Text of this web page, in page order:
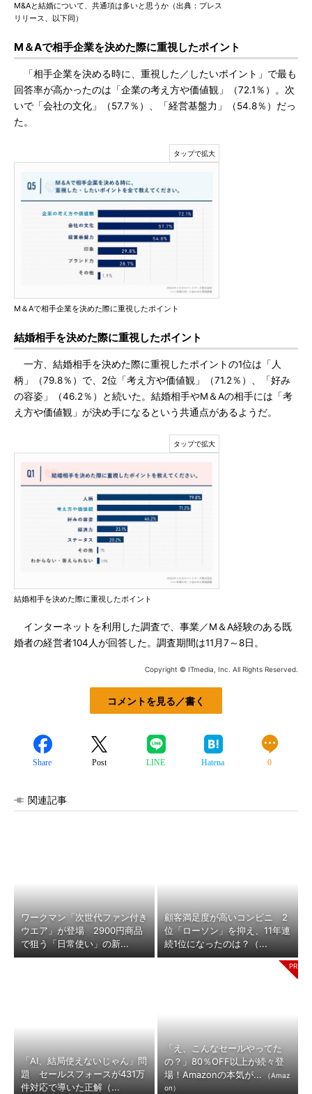
M&Aと結婚について、共通項は多いと思うか（出典：プレス
リリース、以下同）
M＆Aで相手企業を決めた際に重視したポイント
「相手企業を決める時に、重視した／したいポイント」で最も
回答率が高かったのは「企業の考え方や価値観」（72.1％）。次
いで「会社の文化」（57.7％）、「経営基盤力」（54.8％）だっ
た。
M＆Aで相手企業を決めた際に重視したポイント
結婚相手を決めた際に重視したポイント
一方、結婚相手を決めた際に重視したポイントの1位は「人
柄」（79.8％）で、2位「考え方や価値観」（71.2％）、「好み
の容姿」（46.2％）と続いた。結婚相手やM＆Aの相手には「考
え方や価値観」が決め手になるという共通点があるようだ。
結婚相手を決めた際に重視したポイント
インターネットを利用した調査で、事業／M＆A経験のある既
婚者の経営者104人が回答した。調査期間は11月7～8日。
Copyright © ITmedia, Inc. All Rights Reserved.
コメントを見る／書く
Share Post LINE Hatena 0
関連記事
ワークマン「次世代ファン付き
ウエア」が登場 2900円商品
で狙う「日常使い」の新...
顧客満足度が高いコンビニ 2
位「ローソン」を抑え、11年連
続1位になったのは？（...
「AI、結局使えないじゃん」問
題 セールスフォースが431万
件対応で導いた正解（...
「え、こんなセールやってた
の？」80％OFF以上が続々登
場！Amazonの本気が...
（Amaz
on）